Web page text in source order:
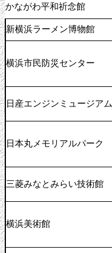
かながわ平和祈念館
新横浜ラーメン博物館
横浜市民防災センター
日産エンジンミュージアム
日本丸メモリアルパーク
三菱みなとみらい技術館
横浜美術館